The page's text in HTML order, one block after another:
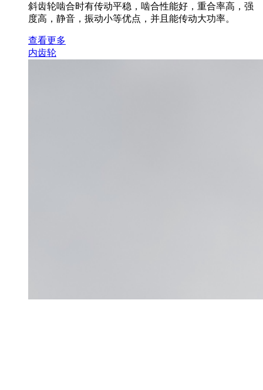
斜齿轮啮合时有传动平稳，啮合性能好，重合率高，强
度高，静音，振动小等优点，并且能传动大功率。
查看更多
内齿轮